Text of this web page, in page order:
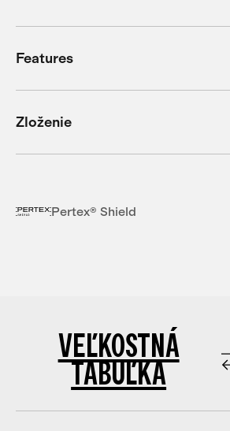
Features
Zloženie
Pertex® Shield
VEĽKOSTNÁ
TABUĽKA